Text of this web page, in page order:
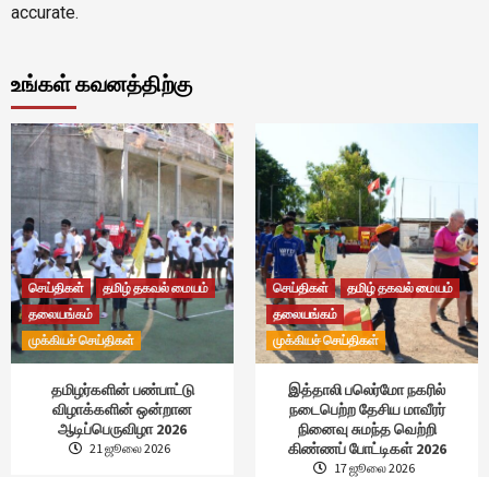
accurate.
உங்கள் கவனத்திற்கு
செய்திகள்
தமிழ் தகவல் மையம்
தலையங்கம்
முக்கியச் செய்திகள்
தமிழர்களின் பண்பாட்டு
விழாக்களின் ஒன்றான
ஆடிப்பெருவிழா 2026
21 ஜூலை 2026
செய்திகள்
தமிழ் தகவல் மையம்
தலையங்கம்
முக்கியச் செய்திகள்
இத்தாலி பலெர்மோ நகரில்
நடைபெற்ற தேசிய மாவீரர்
நினைவு சுமந்த வெற்றி
கிண்ணப் போட்டிகள் 2026
17 ஜூலை 2026